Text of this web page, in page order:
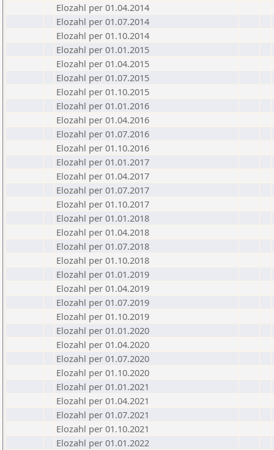
Elozahl per 01.04.2014
Elozahl per 01.07.2014
Elozahl per 01.10.2014
Elozahl per 01.01.2015
Elozahl per 01.04.2015
Elozahl per 01.07.2015
Elozahl per 01.10.2015
Elozahl per 01.01.2016
Elozahl per 01.04.2016
Elozahl per 01.07.2016
Elozahl per 01.10.2016
Elozahl per 01.01.2017
Elozahl per 01.04.2017
Elozahl per 01.07.2017
Elozahl per 01.10.2017
Elozahl per 01.01.2018
Elozahl per 01.04.2018
Elozahl per 01.07.2018
Elozahl per 01.10.2018
Elozahl per 01.01.2019
Elozahl per 01.04.2019
Elozahl per 01.07.2019
Elozahl per 01.10.2019
Elozahl per 01.01.2020
Elozahl per 01.04.2020
Elozahl per 01.07.2020
Elozahl per 01.10.2020
Elozahl per 01.01.2021
Elozahl per 01.04.2021
Elozahl per 01.07.2021
Elozahl per 01.10.2021
Elozahl per 01.01.2022